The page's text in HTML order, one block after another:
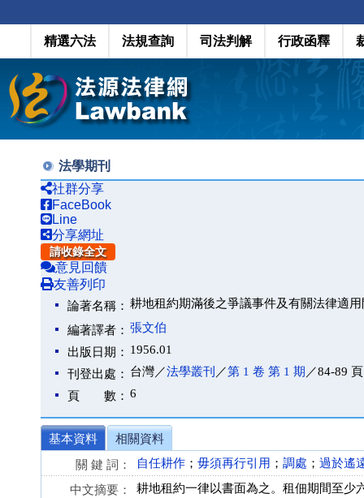
精選六法 法規查詢 司法判解 行政函釋
法學期刊
社群分享
FaceBook
Line
分享網址
請收錄全文
意見回饋
友善列印
論著名稱： 耕地租約期滿後之爭議事件及有關法律適用
編著譯者： 張文伯
出版日期： 1956.01
刊登出處： 台灣／法學叢刊 ／第 1 卷 第 1 期 ／84-89 頁
頁 數： 6
基本資料
相關資料
關 鍵 詞：
自任耕作 ； 毋須再行引用 ； 調處 ； 過於遙
中文摘要：
耕地租約一律以書面為之。租佃期間至少